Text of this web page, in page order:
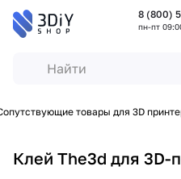
8 (800)
пн-пт
товары для 3D
Клей The3d для 3D-